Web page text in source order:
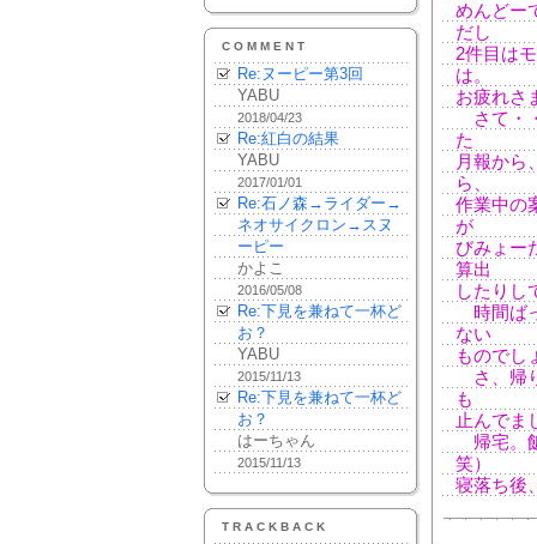
COMMENT
Re:ヌーピー第3回
YABU
2018/04/23
Re:紅白の結果
YABU
2017/01/01
Re:石ノ森→ライダー→
ネオサイクロン→スヌ
ーピー
かよこ
2016/05/08
Re:下見を兼ねて一杯ど
お？
YABU
2015/11/13
Re:下見を兼ねて一杯ど
お？
はーちゃん
2015/11/13
TRACKBACK
めんどー
だし
2件目は
は。
お疲れさ
さて・
た
月報から
ら、
作業中の
が
びみょー
算出
したりし
時間ば
ない
ものでし
さ、帰
も
止んでま
帰宅。
笑）
寝落ち後